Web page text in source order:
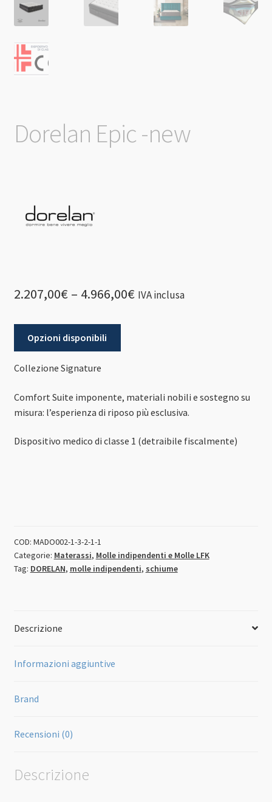
Dorelan Epic -new
2.207,00€– 4.966,00€ IVA inclusa
Opzioni disponibili
Collezione Signature
Comfort Suite imponente, materiali nobili e sostegno su
misura: l’esperienza di riposo più esclusiva.
Dispositivo medico di classe 1 (detraibile fiscalmente)
COD: MADO002-1-3-2-1-1
Categorie: Materassi, Molle indipendenti e Molle LFK
Tag: DORELAN, molle indipendenti, schiume
Descrizione
Informazioni aggiuntive
Brand
Recensioni (0)
Descrizione